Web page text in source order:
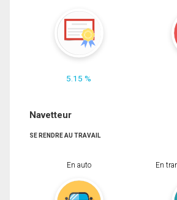
5.15 %
Navetteur
SE RENDRE AU TRAVAIL
En auto En